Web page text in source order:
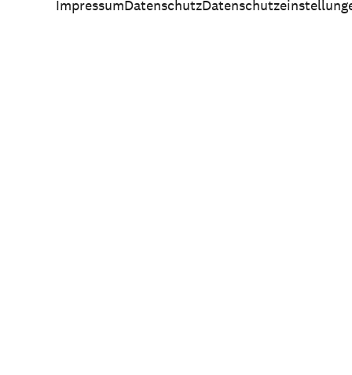
ImpressumDatenschutz